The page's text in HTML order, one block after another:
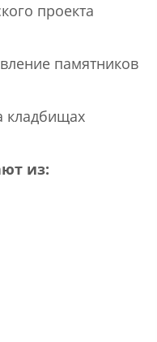
проекта
памятников
кладбищах
из: